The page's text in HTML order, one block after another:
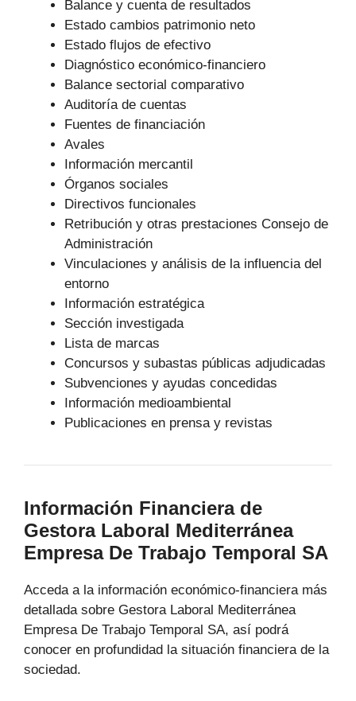
Balance y cuenta de resultados
Estado cambios patrimonio neto
Estado flujos de efectivo
Diagnóstico económico-financiero
Balance sectorial comparativo
Auditoría de cuentas
Fuentes de financiación
Avales
Información mercantil
Órganos sociales
Directivos funcionales
Retribución y otras prestaciones Consejo de
Administración
Vinculaciones y análisis de la influencia del
entorno
Información estratégica
Sección investigada
Lista de marcas
Concursos y subastas públicas adjudicadas
Subvenciones y ayudas concedidas
Información medioambiental
Publicaciones en prensa y revistas
Información Financiera de
Gestora Laboral Mediterránea
Empresa De Trabajo Temporal SA
Acceda a la información económico-financiera más
detallada sobre Gestora Laboral Mediterránea
Empresa De Trabajo Temporal SA, así podrá
conocer en profundidad la situación financiera de la
sociedad.